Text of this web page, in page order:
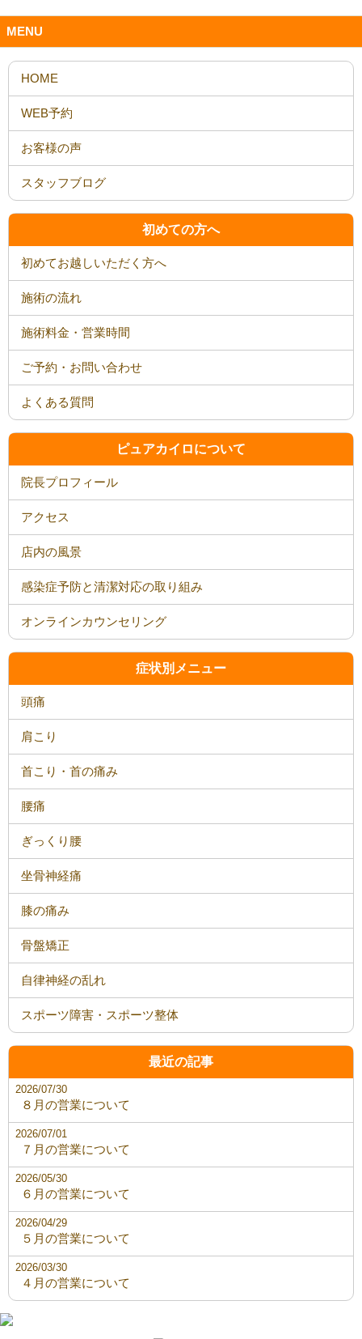
MENU
HOME
WEB予約
お客様の声
スタッフブログ
初めての方へ
初めてお越しいただく方へ
施術の流れ
施術料金・営業時間
ご予約・お問い合わせ
よくある質問
ピュアカイロについて
院長プロフィール
アクセス
店内の風景
感染症予防と清潔対応の取り組み
オンラインカウンセリング
症状別メニュー
頭痛
肩こり
首こり・首の痛み
腰痛
ぎっくり腰
坐骨神経痛
膝の痛み
骨盤矯正
自律神経の乱れ
スポーツ障害・スポーツ整体
最近の記事
８月の営業について
2026/07/30
７月の営業について
2026/07/01
６月の営業について
2026/05/30
５月の営業について
2026/04/29
４月の営業について
2026/03/30